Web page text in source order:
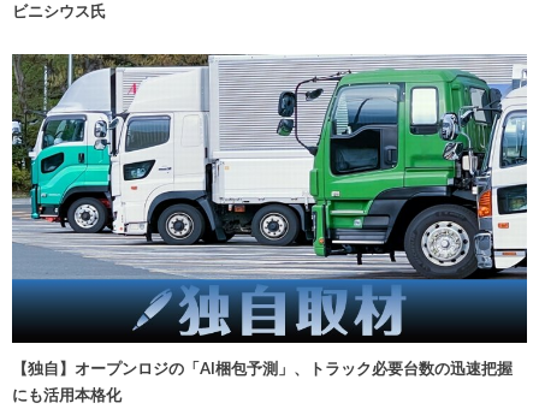
ビニシウス氏
【独自】オープンロジの「AI梱包予測」、トラック必要台数の迅速把握
にも活用本格化